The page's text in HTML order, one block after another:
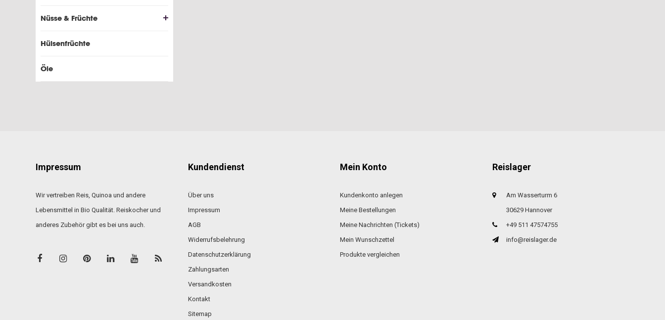
Nüsse & Früchte
Hülsenfrüchte
Öle
Impressum
Wir vertreiben Reis, Quinoa und andere
Lebensmittel in Bio Qualität. Reiskocher und
anderes Zubehör gibt es bei uns auch.
Kundendienst
Über uns
Impressum
AGB
Widerrufsbelehrung
Datenschutzerklärung
Zahlungsarten
Versandkosten
Kontakt
Sitemap
Mein Konto
Kundenkonto anlegen
Meine Bestellungen
Meine Nachrichten (Tickets)
Mein Wunschzettel
Produkte vergleichen
Reislager
Am Wasserturm 6
30629 Hannover
+49 511 47574755
info@reislager.de